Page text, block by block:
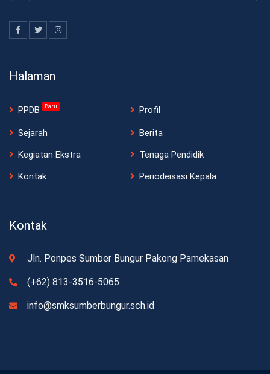
Halaman
PPDB Baru Profil
Sejarah
Berita
Kegiatan Ekstra
Tenaga Pendidik
Kontak
Periodeisasi Kepala
Kontak
Jln. Ponpes Sumber Bungur Pakong Pamekasan
(+62) 813-3516-5065
info@smksumberbungur.sch.id